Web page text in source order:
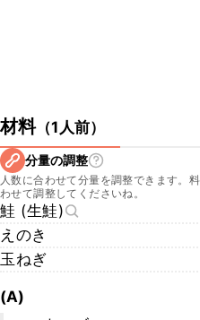
材料（1人前）
分量の調整
人数に合わせて分量を調整できます。
わせて調整してくださいね。
鮭 (生鮭)
えのき
玉ねぎ
(A)